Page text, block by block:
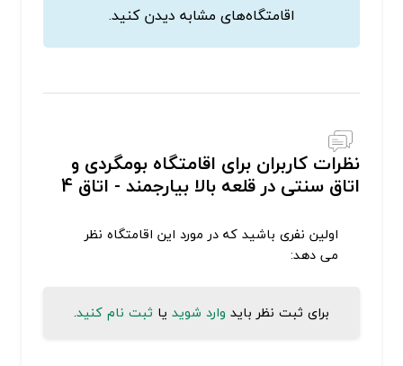
اقامتگاه‌های مشابه دیدن کنید.
نظرات کاربران برای اقامتگاه بومگردی و
اتاق سنتی در قلعه بالا بیارجمند - اتاق 4
اولین نفری باشید که در مورد این اقامتگاه نظر
می دهد:
برای ثبت نظر باید وارد شوید یا ثبت نام کنید.